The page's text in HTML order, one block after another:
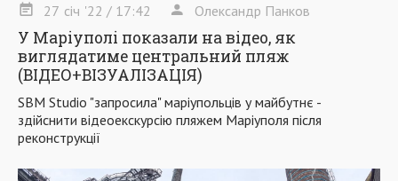
27 січ '22 / 17:42 Олександр Панков
У Маріуполі показали на відео, як
виглядатиме центральний пляж
(ВІДЕО+ВІЗУАЛІЗАЦІЯ)
SBM Studio "запросила" маріупольців у майбутнє -
здійснити відеоекскурсію пляжем Маріуполя після
реконструкції